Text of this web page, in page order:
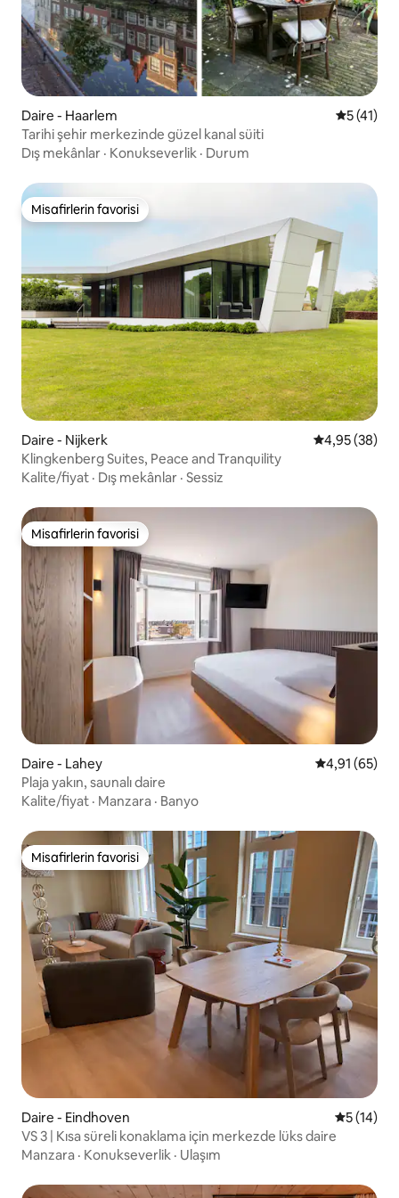
Daire - Haarlem 55 (41)
Tarihi şehir merkezinde güzel kanal süiti
Dış mekânlar · Konukseverlik · Durum
Misafirlerin favorisi
Misafirlerin favorisi
Daire - Nijkerk 5 üzerinden
4,95 (38)
Klingkenberg Suites, Peace and Tranquility
Kalite/fiyat · Dış mekânlar · Sessiz
Misafirlerin favorisi
Misafirlerin favorisi
Daire - Lahey 5 üzerinden
4,91 (65)
Plaja yakın, saunalı daire
Kalite/fiyat · Manzara · Banyo
Misafirlerin favorisi
Misafirlerin favorisi
Daire - Eindhoven 55 (14)
VS 3 | Kısa süreli konaklama için merkezde lüks daire
Manzara · Konukseverlik · Ulaşım